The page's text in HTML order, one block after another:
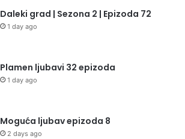
Daleki grad | Sezona 2 | Epizoda 72
1 day ago
Plamen ljubavi 32 epizoda
1 day ago
Moguća ljubav epizoda 8
2 days ago